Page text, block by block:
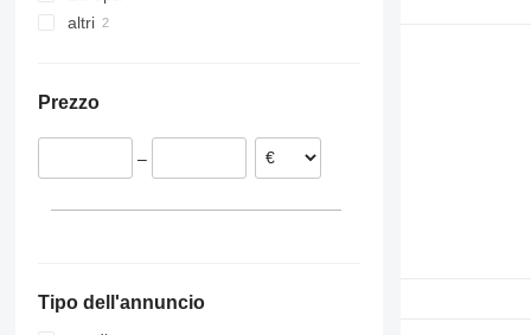
Polonia
Slovacchia
altri
Prezzo
–
Tipo dell'annuncio